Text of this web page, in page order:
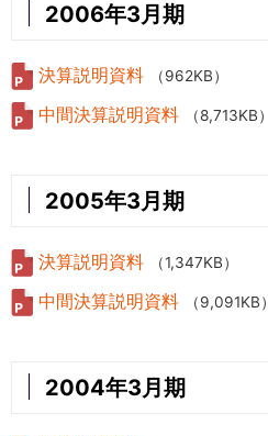
2006年3月期
決算説明資料 （962KB）
中間決算説明資料 （8,713KB）
2005年3月期
決算説明資料 （1,347KB）
中間決算説明資料 （9,091KB）
2004年3月期